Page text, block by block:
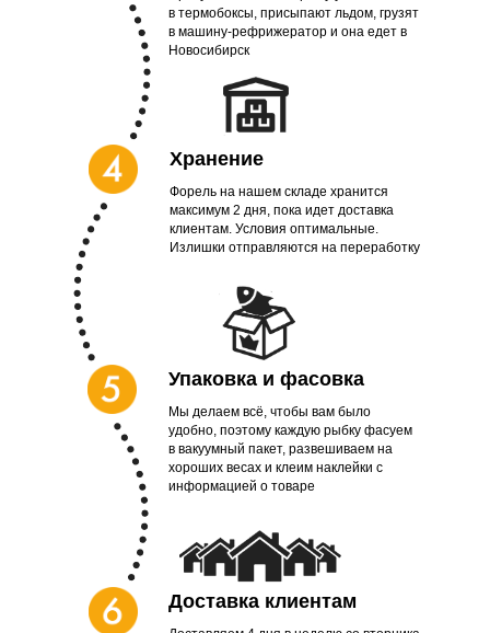
в термобоксы, присыпают льдом, грузят
в машину-рефрижератор и она едет в
Новосибирск
Мы делаем всё, чтобы вам было
удобно, поэтому каждую рыбку фасуем
в вакуумный пакет, развешиваем на
хороших весах и клеим наклейки с
информацией о товаре
Упаковка и фасовка
Хранение
Форель на нашем складе хранится
максимум 2 дня, пока идет доставка
клиентам. Условия оптимальные.
Излишки отправляются на переработку
Доставка клиентам